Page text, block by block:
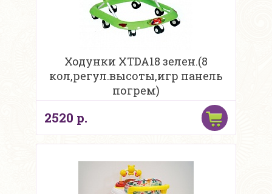
Ходунки XTDA18 зелен.(8
кол,регул.высоты,игр панель
погрем)
2520 р.